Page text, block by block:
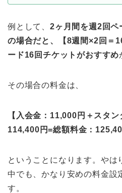
例として、 2ヶ月間を週2回ペ
の場合だと、【8週間×2回＝
ード16回チケットがおすすめ
その場合の料金は、
【入会金：11,000円＋スタ
114,400円=総額料金：
ということになります。やは
中でも、かなり安めの料金設
す。